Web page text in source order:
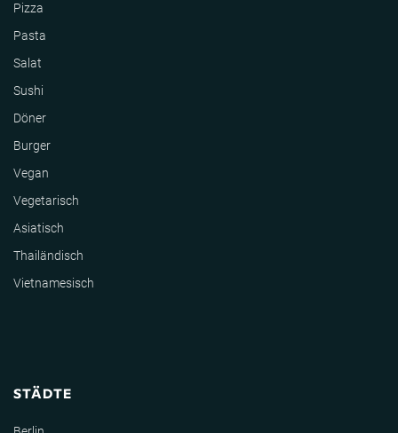
Pizza
Pasta
Salat
Sushi
Döner
Burger
Vegan
Vegetarisch
Asiatisch
Thailändisch
Vietnamesisch
STÄDTE